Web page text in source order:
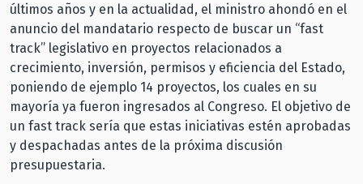
últimos años y en la actualidad, el ministro ahondó en el
anuncio del mandatario respecto de buscar un “fast
track” legislativo en proyectos relacionados a
crecimiento, inversión, permisos y eficiencia del Estado,
poniendo de ejemplo 14 proyectos, los cuales en su
mayoría ya fueron ingresados al Congreso. El objetivo de
un fast track sería que estas iniciativas estén aprobadas
y despachadas antes de la próxima discusión
presupuestaria.